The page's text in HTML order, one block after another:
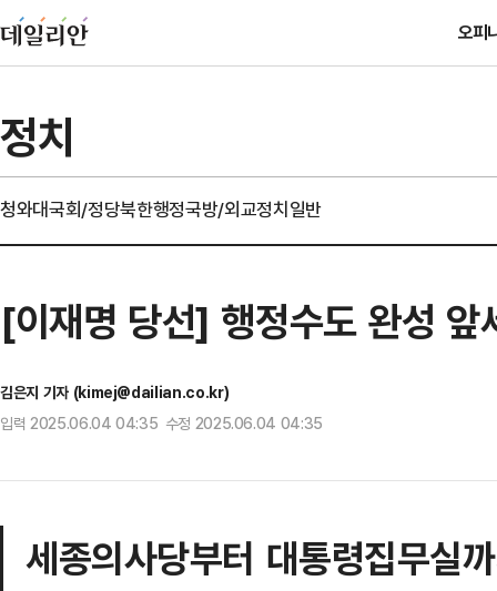
오피
정치
청와대국회/정당북한행정국방/외교정치일반
[이재명 당선] 행정수도 완성
김은지 기자 (kimej@dailian.co.kr)
입력 2025.06.04 04:35 수정 2025.06.04 04:35
세종의사당부터 대통령집무실